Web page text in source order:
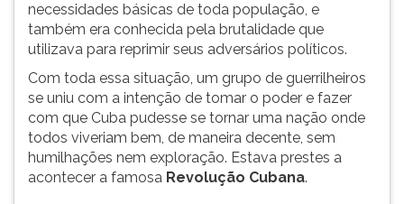
necessidades básicas de toda população, e
também era conhecida pela brutalidade que
utilizava para reprimir seus adversários políticos.
Com toda essa situação, um grupo de guerrilheiros
se uniu com a intenção de tomar o poder e fazer
com que Cuba pudesse se tornar uma nação onde
todos viveriam bem, de maneira decente, sem
humilhações nem exploração. Estava prestes a
acontecer a famosa Revolução Cubana.